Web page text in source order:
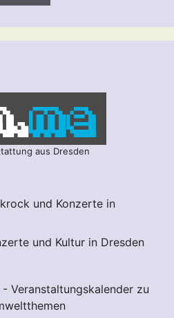
aus Dresden
und Konzerte in
und Kultur in Dresden
- Veranstaltungskalender zu